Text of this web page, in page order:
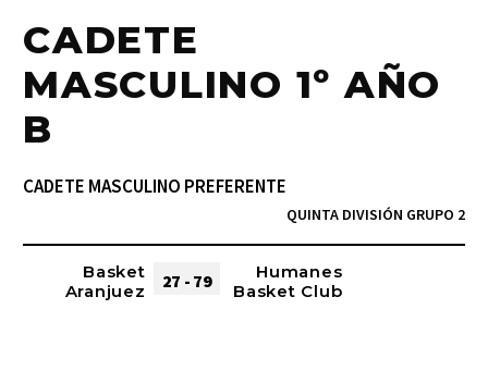
CADETE
MASCULINO 1º AÑO
B
CADETE MASCULINO PREFERENTE
QUINTA DIVISIÓN GRUPO 2
Basket
Aranjuez
27 - 79
Humanes
Basket Club